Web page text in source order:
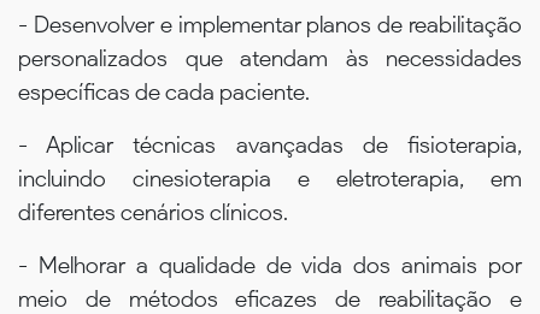
- Desenvolver e implementar planos de reabilitação
personalizados que atendam às necessidades
específicas de cada paciente.
- Aplicar técnicas avançadas de fisioterapia,
incluindo cinesioterapia e eletroterapia, em
diferentes cenários clínicos.
- Melhorar a qualidade de vida dos animais por
meio de métodos eficazes de reabilitação e